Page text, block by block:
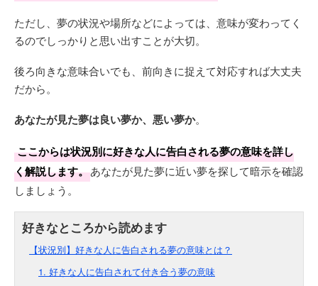
ただし、夢の状況や場所などによっては、意味が変わってく
るのでしっかりと思い出すことが大切。
後ろ向きな意味合いでも、前向きに捉えて対応すれば大丈夫
だから。
あなたが見た夢は良い夢か、悪い夢か。
ここからは状況別に好きな人に告白される夢の意味を詳し
く解説します。あなたが見た夢に近い夢を探して暗示を確認
しましょう。
【状況別】好きな人に告白される夢の意味とは？
1. 好きな人に告白されて付き合う夢の意味